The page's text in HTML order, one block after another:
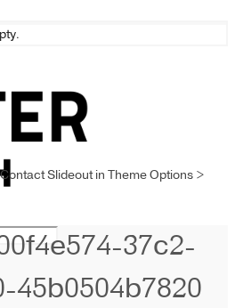
Slideout in Theme Options >
37c2-
45b0504b7820